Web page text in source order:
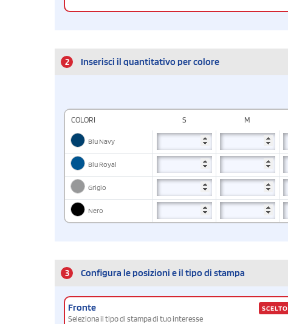
2 Inserisci il quantitativo per colore
COLORI S M
Blu Navy
Blu Royal
Grigio
Nero
3 Configura le posizioni e il tipo di stampa
Fronte
Seleziona il tipo di stampa di tuo interesse
SCELTO